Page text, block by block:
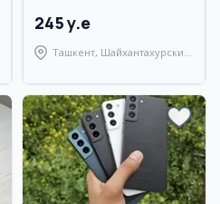
245 y.e
Ташкент, Шайхантахурский